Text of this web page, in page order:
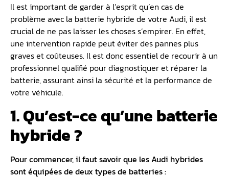
Il est important de garder à l’esprit qu’en cas de
problème avec la batterie hybride de votre Audi, il est
crucial de ne pas laisser les choses s’empirer. En effet,
une intervention rapide peut éviter des pannes plus
graves et coûteuses. Il est donc essentiel de recourir à un
professionnel qualifié pour diagnostiquer et réparer la
batterie, assurant ainsi la sécurité et la performance de
votre véhicule.
1. Qu’est-ce qu’une batterie
hybride ?
Pour commencer, il faut savoir que les Audi hybrides
sont équipées de deux types de batteries: